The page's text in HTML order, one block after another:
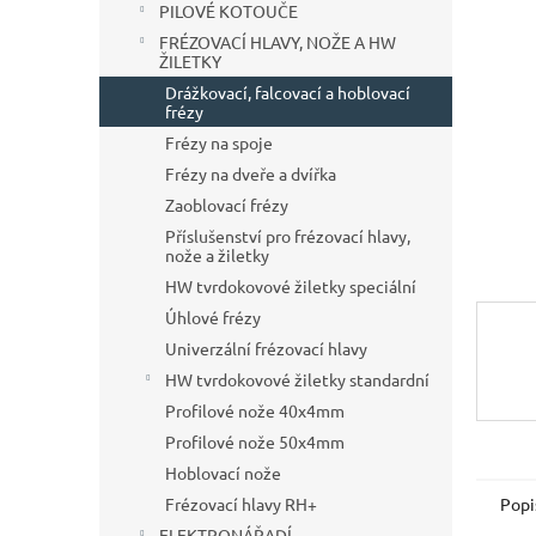
l
PILOVÉ KOTOUČE
FRÉZOVACÍ HLAVY, NOŽE A HW
ŽILETKY
Drážkovací, falcovací a hoblovací
frézy
Frézy na spoje
Frézy na dveře a dvířka
Zaoblovací frézy
Příslušenství pro frézovací hlavy,
nože a žiletky
HW tvrdokovové žiletky speciální
Úhlové frézy
Univerzální frézovací hlavy
HW tvrdokovové žiletky standardní
Profilové nože 40x4mm
Profilové nože 50x4mm
Hoblovací nože
Frézovací hlavy RH+